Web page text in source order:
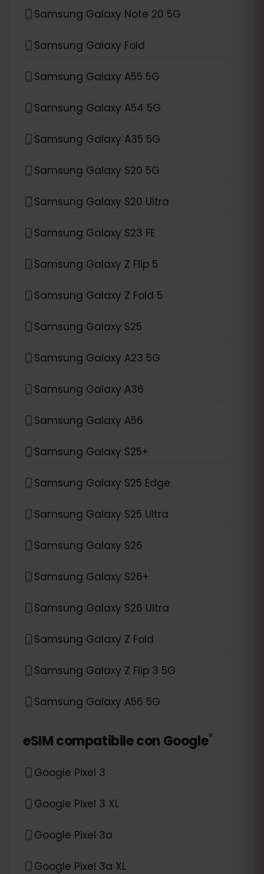
Samsung Galaxy Note 20 5G
Samsung Galaxy Fold
Samsung Galaxy A55 5G
Samsung Galaxy A54 5G
Samsung Galaxy A35 5G
Samsung Galaxy S20 5G
Samsung Galaxy S20 Ultra
Samsung Galaxy S23 FE
Samsung Galaxy Z Flip 5
Samsung Galaxy Z Fold 5
Samsung Galaxy S25
Samsung Galaxy A23 5G
Samsung Galaxy A36
Samsung Galaxy A56
Samsung Galaxy S25+
Samsung Galaxy S25 Edge
Samsung Galaxy S25 Ultra
Samsung Galaxy S26
Samsung Galaxy S26+
Samsung Galaxy S26 Ultra
Samsung Galaxy Z Fold
Samsung Galaxy Z Flip 3 5G
Samsung Galaxy A56 5G
eSIM compatibile con Google*
Google Pixel 3
Google Pixel 3 XL
Google Pixel 3a
Google Pixel 3a XL